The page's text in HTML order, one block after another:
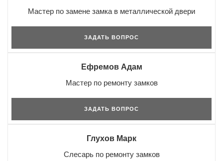
Мастер по замене замка в металлической двери
ЗАДАТЬ ВОПРОС
Ефремов Адам
Мастер по ремонту замков
ЗАДАТЬ ВОПРОС
Глухов Марк
Слесарь по ремонту замков